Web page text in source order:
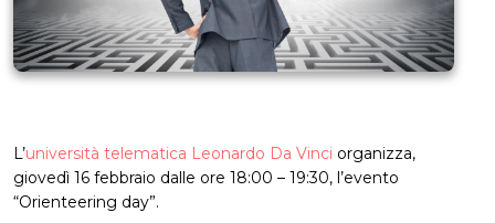
L’università telematica Leonardo Da Vinci organizza,
giovedì 16 febbraio dalle ore 18:00 – 19:30, l’evento
“Orienteering day”.